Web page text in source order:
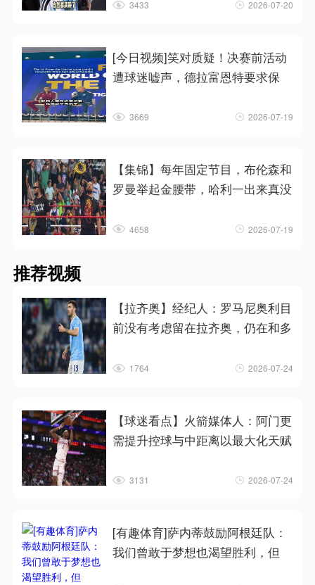
3433 2026-07-20
[今日视频]笑对质疑！决赛前活动
遭球迷嘘声，德拉富恩特要求保
3669 2026-07-19
【集锦】每年固定节目，布伦森和
罗曼举起金腰带，哈利一出来真没
4658 2026-07-19
推荐视频
【拉齐奥】经纪人：罗马尼奥利目
前没有考虑留在拉齐奥，仍在和多
1764 2026-07-24
【球迷看点】火箭媒体人：阿门更
需提升控球与中距离以最大化天赋
3131 2026-07-24
[有趣体育]萨内蒂鼓励阿根廷队：
我们曾敢于梦想也渴望胜利，但